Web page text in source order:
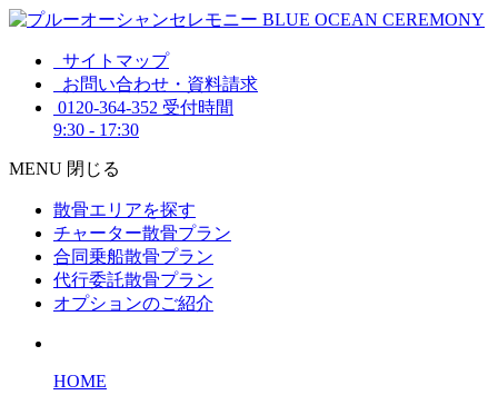
サイトマップ
お問い合わせ・資料請求
0120-364-352 受付時間
9:30 - 17:30
MENU 閉じる
散骨エリアを探す
チャーター散骨プラン
合同乗船散骨プラン
代行委託散骨プラン
オプションのご紹介
HOME